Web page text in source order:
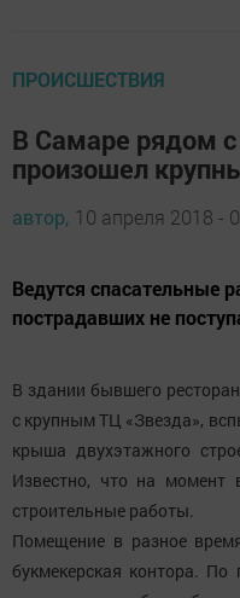
ПРОИСШЕСТВИЯ
В Самаре рядом
произошел
автор, 10 апреля 2018 -
Ведутся спасательные
пострадавших не
В здании бывшего
с крупным ТЦ «Звезда»,
крыша двухэтажного
Известно, что на момент
строительные работы.
Помещение в разное
букмекерская контора.